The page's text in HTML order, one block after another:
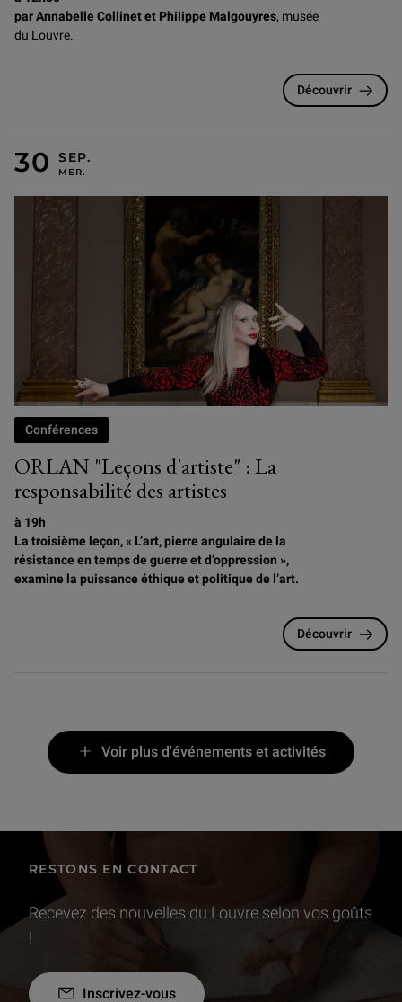
par Annabelle Collinet et Philippe Malgouyres, musée
du Louvre.
Découvrir
ORLAN "Leçons d'artiste" : La
responsabilité des artistes
Conférences
à 19h
La troisième leçon, « L’art, pierre angulaire de la
résistance en temps de guerre et d’oppression »,
examine la puissance éthique et politique de l’art.
Découvrir
Voir plus d'événements et activités
RESTONS EN CONTACT
Recevez des nouvelles du Louvre selon vos goûts
!
Inscrivez-vous